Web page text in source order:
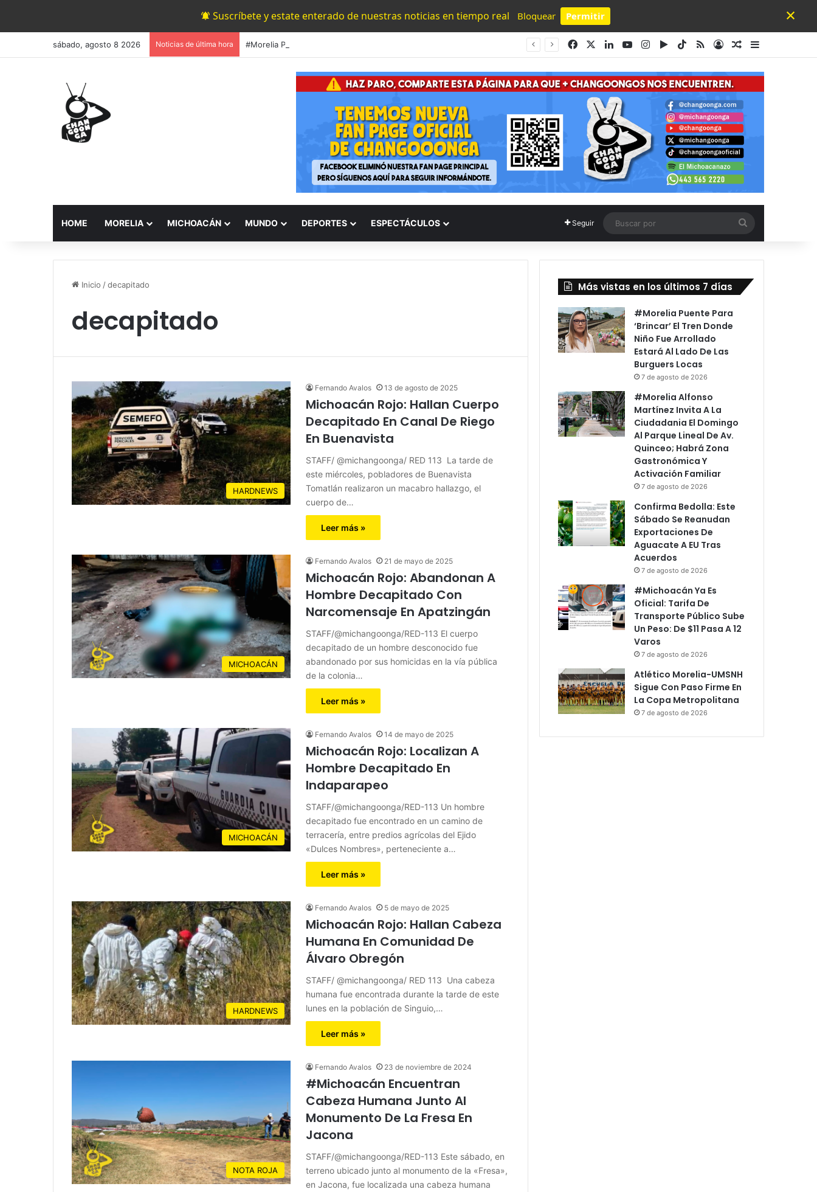
Suscríbete y estate enterado de nuestras noticias en tiempo real Bloquear Permitir
Powered by SendPulse
×
sábado, agosto 8 2026 Noticias de última hora FacebookLinkedInYouTubeInstagram
Google Play
TikTok
RSS AccesoPublicación al
HOME MORELIA MICHOACÁN MUNDO DEPORTES ESPECTÁCULOS Seguir
por
Inicio /decapitado
decapitado
HARDNEWS
Fernando Avalos 13 de agosto de 2025
Michoacán Rojo: Hallan Cuerpo
Decapitado En Canal De Riego
En Buenavista
STAFF/ @michangoonga/ RED 113 La tarde de
este miércoles, pobladores de Buenavista
Tomatlán realizaron un macabro hallazgo, el
cuerpo de…
Leer más »
MICHOACÁN
Fernando Avalos 21 de mayo de 2025
Michoacán Rojo: Abandonan A
Hombre Decapitado Con
Narcomensaje En Apatzingán
STAFF/@michangoonga/RED-113 El cuerpo
decapitado de un hombre desconocido fue
abandonado por sus homicidas en la vía pública
de la colonia…
Leer más »
MICHOACÁN
Fernando Avalos 14 de mayo de 2025
Michoacán Rojo: Localizan A
Hombre Decapitado En
Indaparapeo
STAFF/@michangoonga/RED-113 Un hombre
decapitado fue encontrado en un camino de
terracería, entre predios agrícolas del Ejido
«Dulces Nombres», perteneciente a…
Leer más »
HARDNEWS
Fernando Avalos 5 de mayo de 2025
Michoacán Rojo: Hallan Cabeza
Humana En Comunidad De
Álvaro Obregón
STAFF/ @michangoonga/ RED 113 Una cabeza
humana fue encontrada durante la tarde de este
lunes en la población de Singuio,…
Leer más »
NOTA ROJA
Fernando Avalos 23 de noviembre de 2024
#Michoacán Encuentran
Cabeza Humana Junto Al
Monumento De La Fresa En
Jacona
STAFF/@michangoonga/RED-113 Este sábado, en
terreno ubicado junto al monumento de la «Fresa»,
en Jacona, fue localizada una cabeza humana
Más vistas en los últimos 7 días
#Morelia Puente Para
‘Brincar’ El Tren Donde
Niño Fue Arrollado
Estará Al Lado De Las
Burguers Locas
7 de agosto de 2026
#Morelia Alfonso
Martínez Invita A La
Ciudadania El Domingo
Al Parque Lineal De Av.
Quinceo; Habrá Zona
Gastronómica Y
Activación Familiar
7 de agosto de 2026
Confirma Bedolla: Este
Sábado Se Reanudan
Exportaciones De
Aguacate A EU Tras
Acuerdos
7 de agosto de 2026
#Michoacán Ya Es
Oficial: Tarifa De
Transporte Público Sube
Un Peso: De $11 Pasa A 12
Varos
7 de agosto de 2026
Atlético Morelia-UMSNH
Sigue Con Paso Firme En
La Copa Metropolitana
7 de agosto de 2026